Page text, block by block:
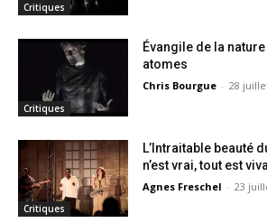
Critiques
Critiques
Évangile de la
atomes
Chris Bourgue - 28
Critiques
L’Intraitable beauté
n’est vrai, tout est
Agnes Freschel - 23